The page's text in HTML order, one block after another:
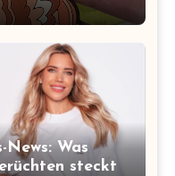
News: Was
steckt